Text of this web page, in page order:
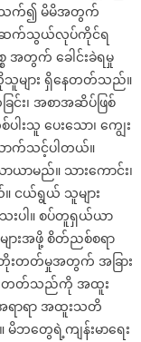
သက်၍ မိမိအတွက်
င့်ဆက်သွယ်လုပ်ကိုင်ရ
စ အတွက် ခေါင်းခဲရမှု
သူများ ရှိနေတတ်သည်။
င်း၊ အစာအဆိပ်ဖြစ်
ါးသူ ပေးသော၊ ကျွေး
ောက်သင့်ပါတယ်။
ယာမည်။ သားကောင်း၊
။ ငယ်ရွယ် သူများ
ေးပါ။ စပ်တူရှယ်ယာ
ျားအဖို့ စိတ်ညစ်စရာ
းတတ်မှုအတွက် အခြား
ပွားတတ်သည်ကို အထူး
အရာရာ အထူးသတိ
ဘတွေရဲ့ကျန်းမာရေး